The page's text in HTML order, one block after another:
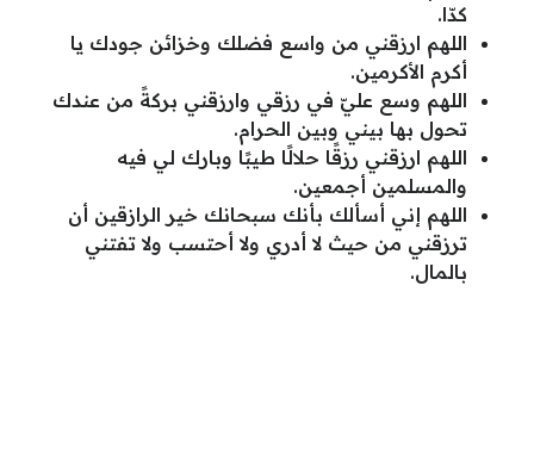
كدّا.
اللهم ارزقني من واسع فضلك وخزائن جودك يا
أكرم الأكرمين.
اللهم وسع عليّ في رزقي وارزقني بركةً من عندك
تحول بها بيني وبين الحرام.
اللهم ارزقني رزقًا حلالًا طيبًا وبارك لي فيه
والمسلمين أجمعين.
اللهم إني أسألك بأنك سبحانك خير الرازقين أن
ترزقني من حيث لا أدري ولا أحتسب ولا تفتني
بالمال.